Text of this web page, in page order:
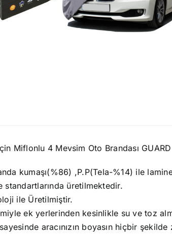
Miflonlu 4 Mevsim Oto Brandası GUARD
kumaşı(%86) ,P.P(Tela-%14) ile
üretilmektedir.
ile Üretilmiştir.
ek yerlerinden kesinlikle su ve toz
aracınızın boyasın hiçbir